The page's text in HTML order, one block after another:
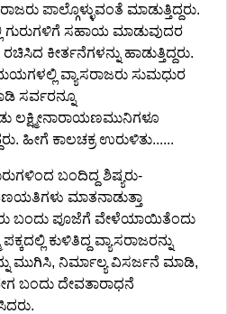
ಪಾಲ್ಗೊಳ್ಳುವಂತೆ ಮಾಡುತ್ತಿದ್ದರು.
ಗುರುಗಳಿಗೆ ಸಹಾಯ ಮಾಡುವುದರ
ಕೀರ್ತನೆಗಳನ್ನು ಹಾಡುತ್ತಿದ್ದರು.
ವ್ಯಾಸರಾಜರು ಸುಮಧುರ
ಸರ್ವರನ್ನೂ
ಲಕ್ಷ್ಮೀನಾರಾಯಣಮುನಿಗಳೂ
ಹೀಗೆ ಕಾಲಚಕ್ರ ಉರುಳಿತು......
ಬಂದಿದ್ದ ಶಿಷ್ಯರು-
ಮಾತನಾಡುತ್ತಾ
ಬಂದು ಪೂಜೆಗೆ ವೇಳೆಯಾಯಿತೆಂದು
ಕುಳಿತಿದ್ದ ವ್ಯಾಸರಾಜರನ್ನು
ಮುಗಿಸಿ, ನಿರ್ಮಾಲ್ಯ ವಿಸರ್ಜನೆ ಮಾಡಿ,
ಬಂದು ದೇವತಾರಾಧನೆ